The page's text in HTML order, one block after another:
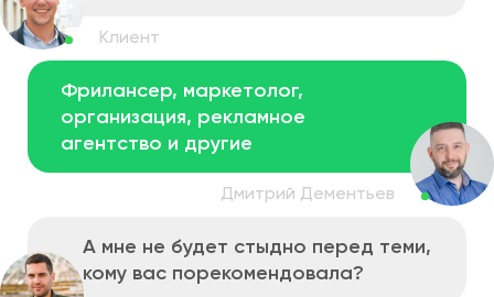
Фрилансер, маркетолог,
организация, рекламное
агентство и другие
А мне не будет стыдно перед теми,
кому вас порекомендовала?